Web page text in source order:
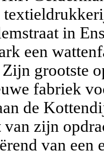
in
een
grootste
fabriek
de
zijn
van een